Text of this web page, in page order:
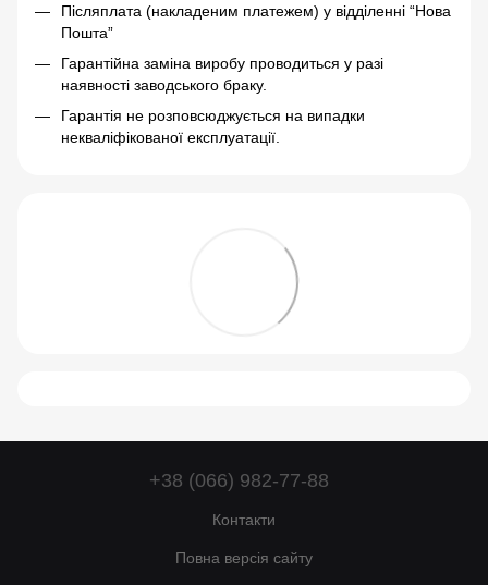
Післяплата (накладеним платежем) у відділенні “Нова
Пошта”
Гарантійна заміна виробу проводиться у разі
наявності заводського браку.
Гарантія не розповсюджується на випадки
некваліфікованої експлуатації.
+38 (066) 982-77-88
Контакти
Повна версія сайту